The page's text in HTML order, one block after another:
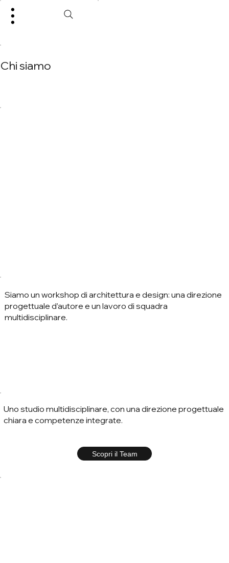
Chi siamo
Siamo un workshop di architettura e design: una direzione
progettuale d’autore e un lavoro di squadra
multidisciplinare.
Uno studio multidisciplinare, con una direzione progettuale
chiara e competenze integrate.
Scopri il Team